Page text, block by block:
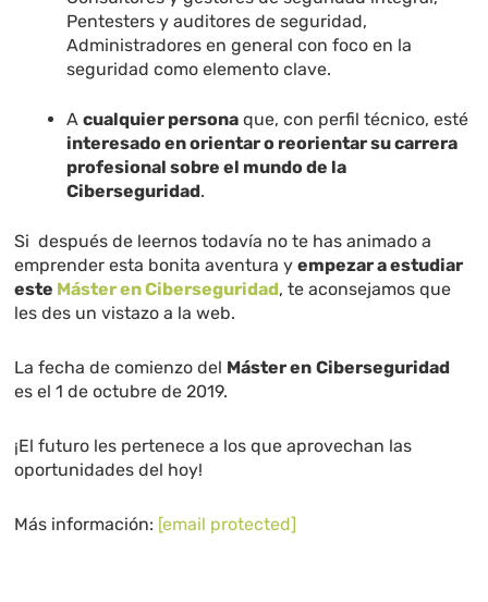
Pentesters y auditores de seguridad,
Administradores en general con foco en la
seguridad como elemento clave.
Acualquier persona que, con perfil técnico, esté
interesado en orientar o reorientar su carrera
profesional sobre el mundo de la
Ciberseguridad.
Si después de leernos todavía no te has animado a
emprender esta bonita aventura yempezar a estudiar
este Máster en Ciberseguridad, te aconsejamos que
les des un vistazo a la web.
La fecha de comienzo del Máster en Ciberseguridad
es el 1 de octubre de 2019.
¡El futuro les pertenece a los que aprovechan las
oportunidades del hoy!
Más información: [email protected]